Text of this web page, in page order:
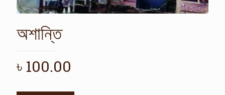
অশান্তি
৳ 100.00